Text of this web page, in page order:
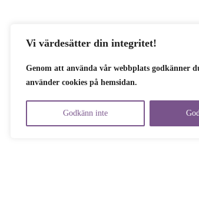
Vi värdesätter din integritet!
Genom att använda vår webbplats godkänner
använder cookies på hemsidan.
Godkänn inte